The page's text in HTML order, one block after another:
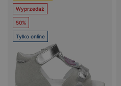
Wyprzedaż
50%
Tylko online